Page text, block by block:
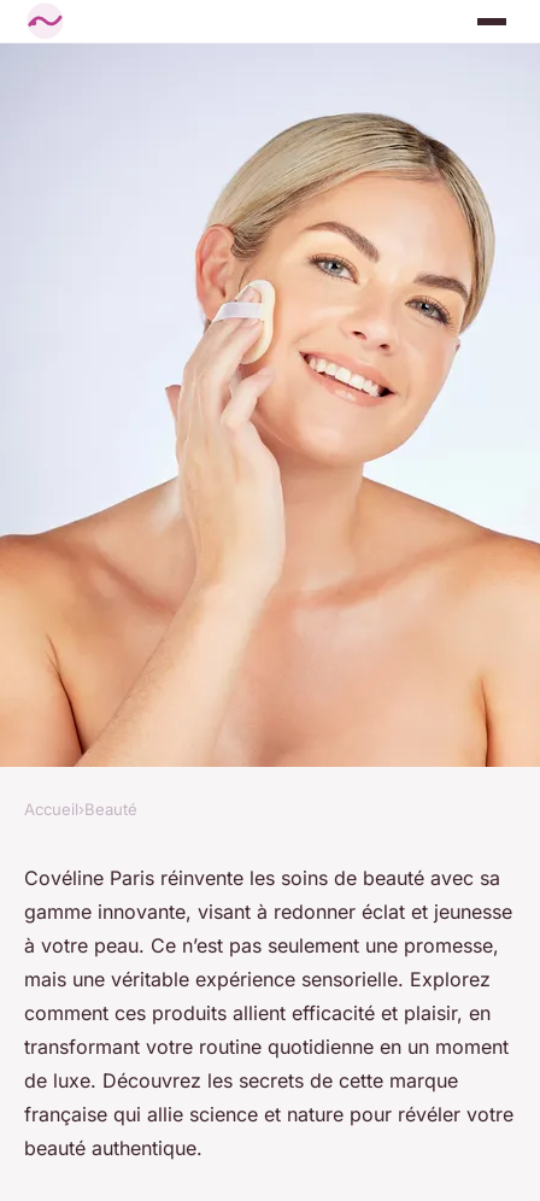
Découvrez la gamme
cosmétique covéline paris :
jeunesse retrouvée
Léonie•1 novembre 2024 •8 min de lecture
Accueil›Beauté
Covéline Paris réinvente les soins de beauté avec sa
gamme innovante, visant à redonner éclat et jeunesse
à votre peau. Ce n’est pas seulement une promesse,
mais une véritable expérience sensorielle. Explorez
comment ces produits allient efficacité et plaisir, en
transformant votre routine quotidienne en un moment
de luxe. Découvrez les secrets de cette marque
française qui allie science et nature pour révéler votre
beauté authentique.